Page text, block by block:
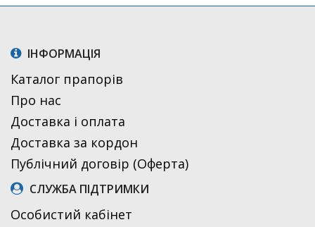
ІНФОРМАЦІЯ
Каталог прапорів
Про нас
Доставка і оплата
Доставка за кордон
Публічний договір (Оферта)
СЛУЖБА ПІДТРИМКИ
Особистий кабінет